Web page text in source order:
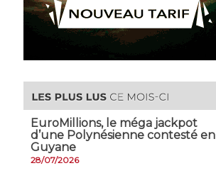
EuroMillions, ​le méga jackpot
d’une Polynésienne contesté en
Guyane
28/07/2026